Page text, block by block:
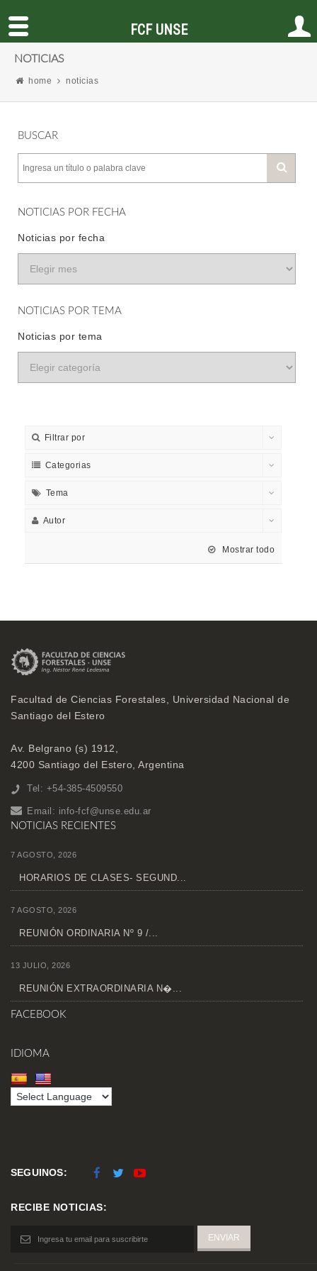
NOTICIAS
home noticias
BUSCAR
NOTICIAS POR FECHA
Noticias por fecha
NOTICIAS POR TEMA
Noticias por tema
Filtrar por
Categorias
Tema
Autor
Mostrar todo
Facultad de Ciencias Forestales, Universidad Nacional de
Santiago del Estero
Av. Belgrano (s) 1912,
4200 Santiago del Estero, Argentina
Tel: +54-385-4509550
Email: info-fcf@unse.edu.ar
NOTICIAS RECIENTES
7 AGOSTO, 2026
HORARIOS DE CLASES- SEGUND...
7 AGOSTO, 2026
REUNIÓN ORDINARIA Nº 9 /...
13 JULIO, 2026
REUNIÓN EXTRAORDINARIA N�...
FACEBOOK
IDIOMA
SEGUINOS:
RECIBE NOTICIAS:
FCF UNSE